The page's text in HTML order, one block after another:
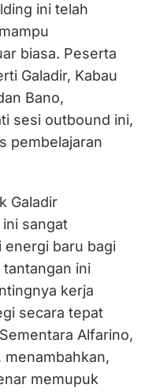
ini telah
biasa. Peserta
Galadir, Kabau
Bano,
sesi outbound ini,
pembelajaran
Galadir
sangat
energi baru bagi
ini
kerja
secara tepat
Alfarino,
menambahkan,
memupuk